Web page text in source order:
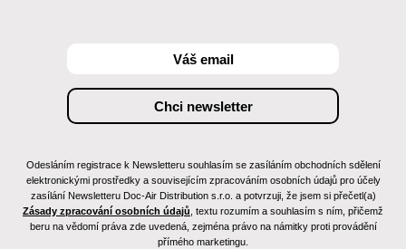
Odesláním registrace k Newsletteru souhlasím se zasíláním obchodních sdělení
elektronickými prostředky a souvisejícím zpracováním osobních údajů pro účely
zasílání Newsletteru Doc-Air Distribution s.r.o. a potvrzuji, že jsem si přečetl(a)
Zásady zpracování osobních údajů , textu rozumím a souhlasím s ním, přičemž
beru na vědomí práva zde uvedená, zejména právo na námitky proti provádění
přímého marketingu.